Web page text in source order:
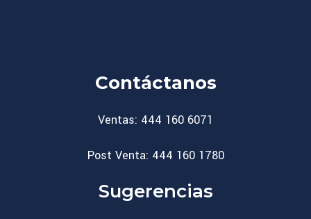
Contáctanos
Ventas: 444 160 6071
Post Venta: 444 160 1780
Sugerencias